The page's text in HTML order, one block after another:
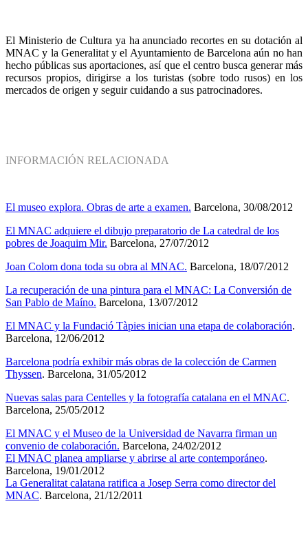
El Ministerio de Cultura ya ha anunciado recortes en su dotación al
MNAC y la Generalitat y el Ayuntamiento de Barcelona aún no han
hecho públicas sus aportaciones, así que el centro busca generar más
recursos propios, dirigirse a los turistas (sobre todo rusos) en los
mercados de origen y seguir cuidando a sus patrocinadores.
INFORMACIÓN RELACIONADA
El museo explora. Obras de arte a examen. Barcelona, 30/08/2012
El MNAC adquiere el dibujo preparatorio de La catedral de los
pobres de Joaquim Mir. Barcelona, 27/07/2012
Joan Colom dona toda su obra al MNAC. Barcelona, 18/07/2012
La recuperación de una pintura para el MNAC: La Conversión de
San Pablo de Maíno. Barcelona, 13/07/2012
El MNAC y la Fundació Tàpies inician una etapa de colaboración.
Barcelona, 12/06/2012
Barcelona podría exhibir más obras de la colección de Carmen
Thyssen. Barcelona, 31/05/2012
Nuevas salas para Centelles y la fotografía catalana en el MNAC.
Barcelona, 25/05/2012
El MNAC y el Museo de la Universidad de Navarra firman un
convenio de colaboración. Barcelona, 24/02/2012
El MNAC planea ampliarse y abrirse al arte contemporáneo.
Barcelona, 19/01/2012
La Generalitat calatana ratifica a Josep Serra como director del
MNAC. Barcelona, 21/12/2011